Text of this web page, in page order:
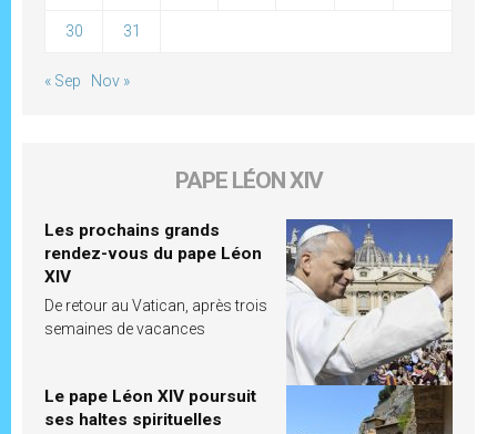
30 31
« Sep Nov »
PAPE LÉON XIV
Les prochains grands
rendez-vous du pape Léon
XIV
De retour au Vatican, après trois
semaines de vacances
Le pape Léon XIV poursuit
ses haltes spirituelles